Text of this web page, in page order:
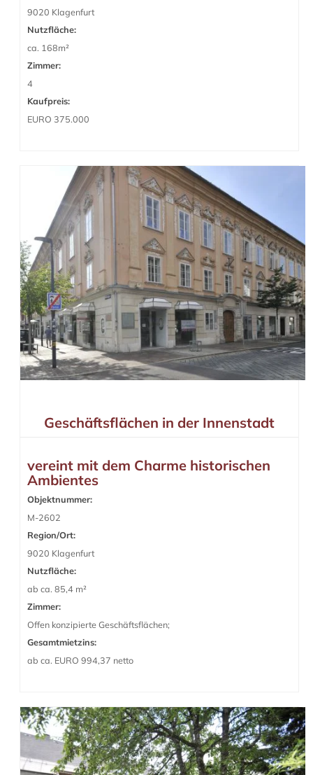
9020 Klagenfurt
Nutzfläche:
ca. 168m²
Zimmer:
4
Kaufpreis:
EURO 375.000
Geschäftsflächen in der Innenstadt
vereint mit dem Charme historischen
Ambientes
Objektnummer:
M-2602
Region/Ort:
9020 Klagenfurt
Nutzfläche:
ab ca. 85,4 m²
Zimmer:
Offen konzipierte Geschäftsflächen;
Gesamtmietzins:
ab ca. EURO 994,37 netto